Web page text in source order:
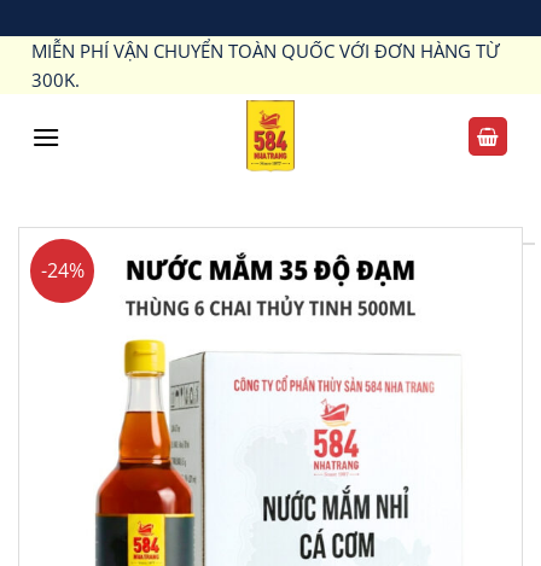
qua
dung
MIỄN PHÍ VẬN CHUYỂN TOÀN QUỐC VỚI ĐƠN HÀNG TỪ
300K.
-24%